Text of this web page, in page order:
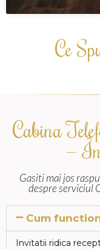
Ce
Cabina
—
Gasiti mai jos
despre serviciul
Cum
Invitatii ridica